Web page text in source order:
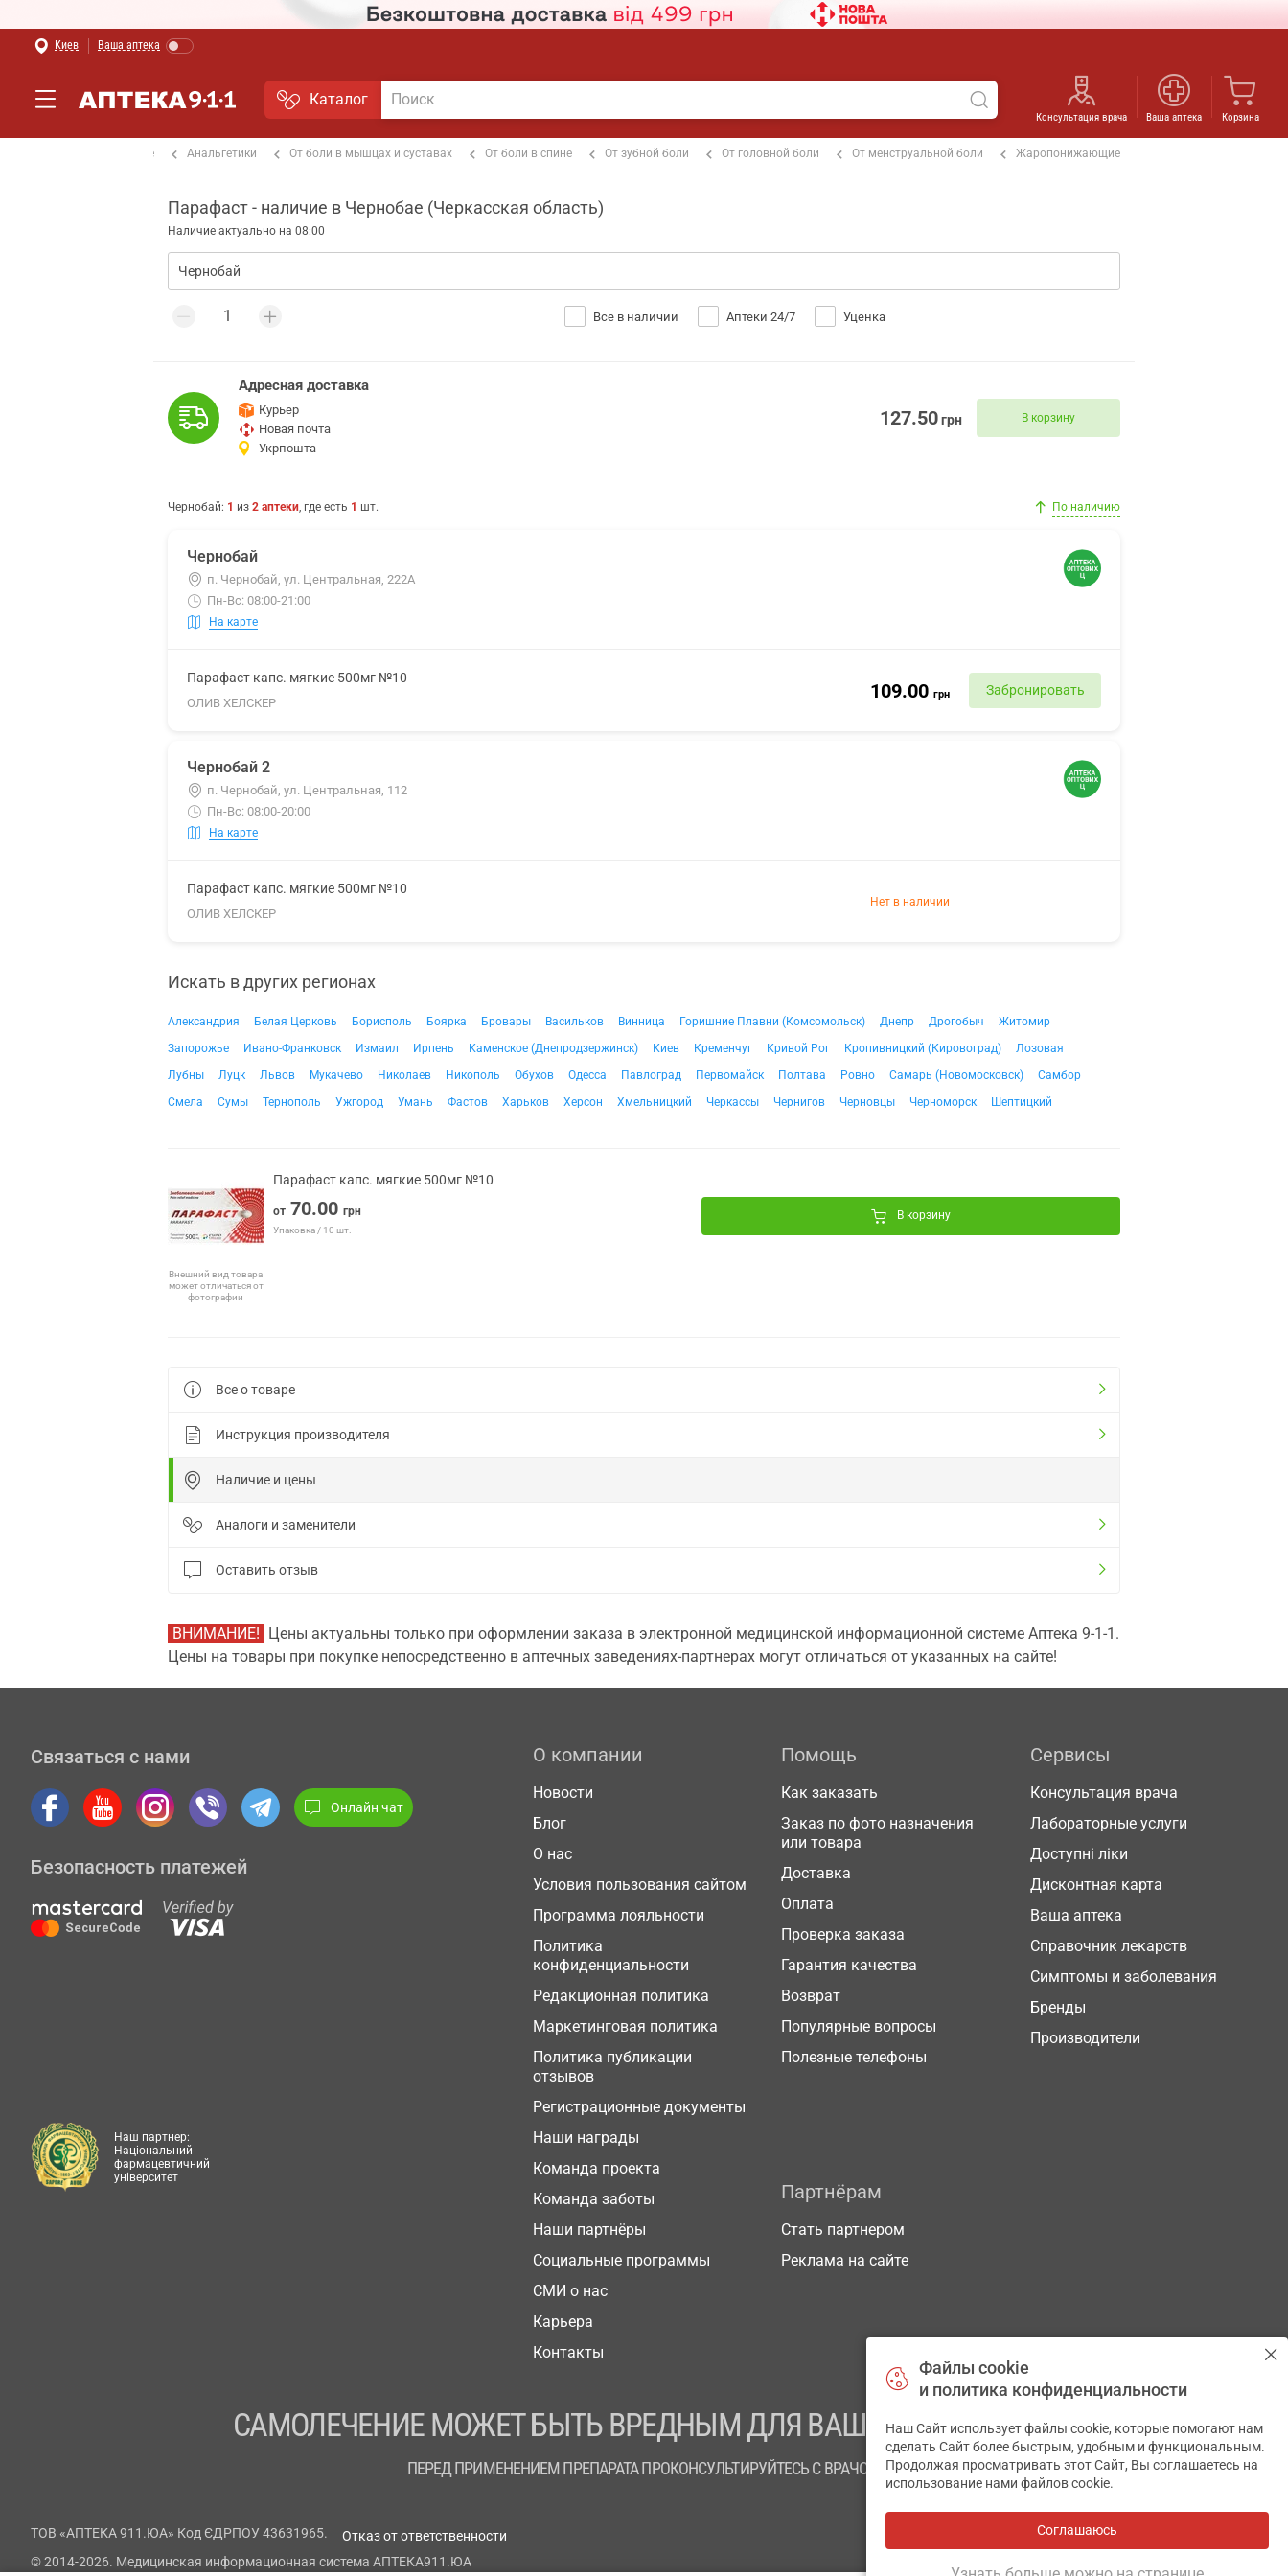
Киев Ваша аптека
Каталог
Консультация врача Ваша аптека Корзина
Обезболивающие Анальгетики От боли в мышцах и суставах От боли в спине От зубной боли От головной боли От менструальной боли Жаропонижающие
Парафаст - наличие в Чернобае (Черкасская область)
Наличие актуально на 08:00
Все в наличии Аптеки 24/7 Уценка
Адресная доставка
Курьер
Новая почта
Укрпошта
127.50грн В корзину
Чернобай: 1 из 2 аптеки, где есть 1 шт. По наличию
Чернобай
п. Чернобай, ул. Центральная, 222А
Пн-Вс: 08:00-21:00
На карте
Парафаст капс. мягкие 500мг №10
ОЛИВ ХЕЛСКЕР
109.00 грн Забронировать
Чернобай 2
п. Чернобай, ул. Центральная, 112
Пн-Вс: 08:00-20:00
На карте
Парафаст капс. мягкие 500мг №10
ОЛИВ ХЕЛСКЕР
Нет в наличии
Искать в других регионах
Александрия Белая Церковь Борисполь Боярка Бровары Васильков Винница Горишние Плавни (Комсомольск) Днепр Дрогобыч
Житомир
Запорожье
Ивано-Франковск Измаил Ирпень Каменское (Днепродзержинск) Киев Кременчуг Кривой Рог Кропивницкий (Кировоград)
Лозовая
Лубны
Луцк Львов Мукачево Николаев Никополь Обухов Одесса Павлоград Первомайск Полтава Ровно Самарь (Новомосковск)
Самбор
Смела
Сумы Тернополь Ужгород Умань Фастов Харьков Херсон Хмельницкий Черкассы Чернигов Черновцы Черноморск Шептицкий
Внешний вид товара
может отличаться от
фотографии
Парафаст капс. мягкие 500мг №10
от 70.00 грн
Упаковка / 10 шт.
В корзину
Все о товаре
Инструкция производителя
Наличие и цены
Аналоги и заменители
Оставить отзыв
ВНИМАНИЕ! Цены актуальны только при оформлении заказа в электронной медицинской информационной системе Аптека 9-1-1.
Цены на товары при покупке непосредственно в аптечных заведениях-партнерах могут отличаться от указанных на сайте!
Связаться с нами
Онлайн чат
Безопасность платежей
О компании
Новости
Блог
О нас
Условия пользования сайтом
Программа лояльности
Политика
конфиденциальности
Редакционная политика
Маркетинговая политика
Политика публикации
отзывов
Регистрационные документы
Наши награды
Команда проекта
Команда заботы
Наши партнёры
Социальные программы
СМИ о нас
Карьера
Контакты
Помощь
Как заказать
Заказ по фото назначения
или товара
Доставка
Оплата
Проверка заказа
Гарантия качества
Возврат
Популярные вопросы
Полезные телефоны
Сервисы
Консультация врача
Лабораторные услуги
Доступні ліки
Дисконтная карта
Ваша аптека
Справочник лекарств
Симптомы и заболевания
Бренды
Производители
Партнёрам
Стать партнером
Реклама на сайте
Наш партнер:
Національний
фармацевтичний
університет
САМОЛЕЧЕНИЕ МОЖЕТ БЫТЬ ВРЕДНЫМ ДЛЯ ВАШЕГО ЗДОРОВЬЯ
ПЕРЕД ПРИМЕНЕНИЕМ ПРЕПАРАТА ПРОКОНСУЛЬТИРУЙТЕСЬ С ВРАЧОМ
ТОВ «АПТЕКА 911.ЮА» Код ЄДРПОУ 43631965.
Отказ от ответственности
© 2014-2026. Медицинская информационная система АПТЕКА911.ЮА
Файлы cookie
и политика конфиденциальности
Наш Сайт использует файлы cookie, которые помогают нам
сделать Сайт более быстрым, удобным и функциональным.
Продолжая просматривать этот Сайт, Вы соглашаетесь на
использование нами файлов cookie.
Соглашаюсь
✕